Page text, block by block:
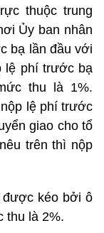
thuộc trung
Ủy ban nhân
bạ lần đầu với
lệ phí trước bạ
thu là 1%.
lệ phí trước
giao cho tổ
trên thì nộp
được kéo bởi ô
thu là 2%.